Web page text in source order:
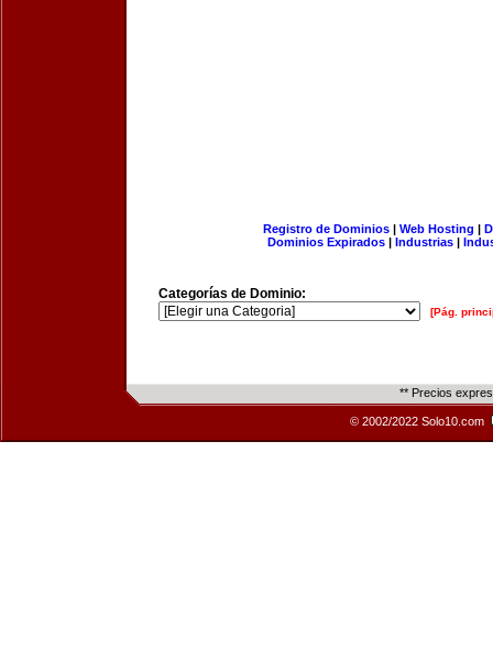
Registro de Dominios| Web Hosting |
Dominios Expirados | Industrias |
Categorías de Dominio:
[Pág.
** Precios
© 2002/2022 Solo10.com